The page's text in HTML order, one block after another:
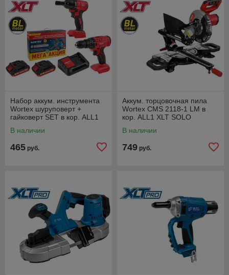
Набор аккум. инструмента
Wortex шуруповерт +
гайковерт SET в кор. ALL1
В наличии
465 руб.
Аккум. торцовочная пила
Wortex CMS 2118-1 LM в
кор. ALL1 XLT SOLO
лазер
В наличии
749 руб.